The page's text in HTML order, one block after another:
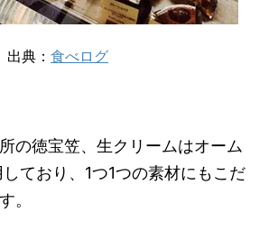
出典： 食べログ
の徳宝笠、生クリームはオーム
ており、1つ1つの素材にもこだ
。